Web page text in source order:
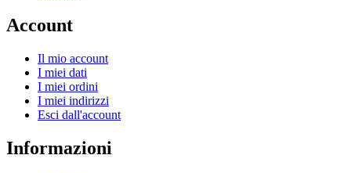
Account
Il mio account
I miei dati
I miei ordini
I miei indirizzi
Esci dall'account
Informazioni